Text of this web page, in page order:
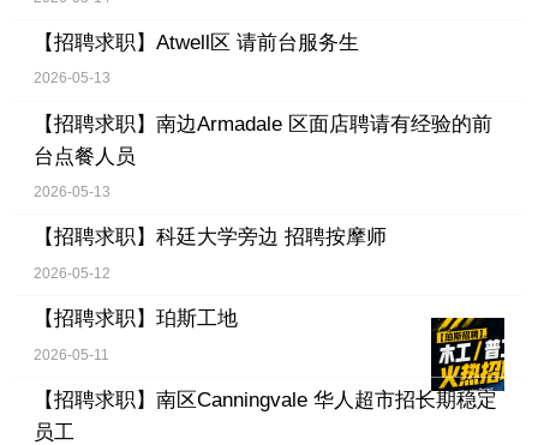
【招聘求职】 Atwell区 请前台服务生
2026-05-13
【招聘求职】 南边Armadale 区面店聘请有经验的前
台点餐人员
2026-05-13
【招聘求职】 科廷大学旁边 招聘按摩师
2026-05-12
【招聘求职】 珀斯工地
2026-05-11
【招聘求职】 南区Canningvale 华人超市招长期稳定
员工